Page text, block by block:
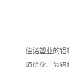
佳诺塑业的铝